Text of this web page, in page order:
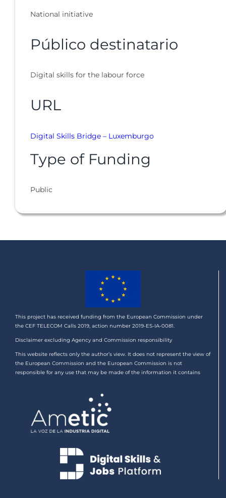
National initiative
Público destinatario
Digital skills for the labour force
URL
Digital Skills Bridge – Luxemburgo
Type of Funding
Public
This project has received funding from the European Commission under
the CEF TELECOM Calls 2019, action number 2019-ES-IA-0081.
Disclaimer excluding Agency and Commission responsibility
This website reflects only the author’s view. It does not represent the view of
the European Commission and the European Commission is not
responsible for any use that may be made of the information it contains